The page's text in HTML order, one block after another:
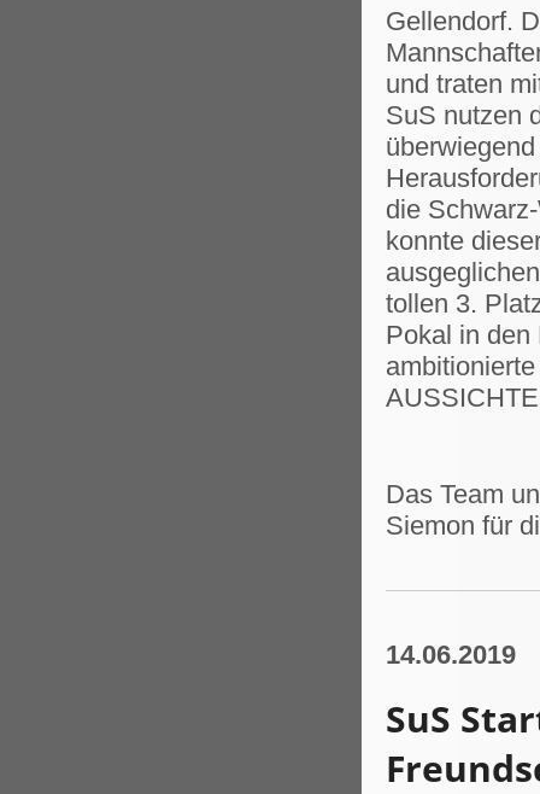
Gellendorf.
und traten
SuS nutzen
die
konnte
tollen 3.
Pokal in den
Das Team
Siemon für
14.06.2019
SuS